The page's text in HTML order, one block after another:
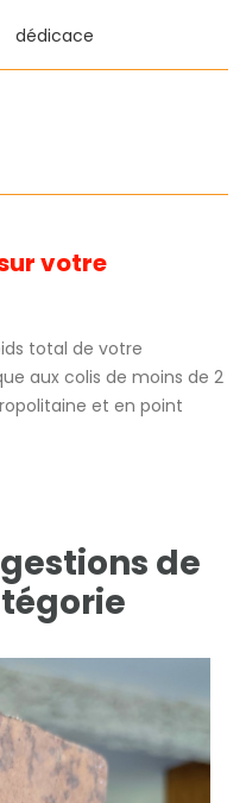
dédicace
votre
total de votre
aux colis de moins de 2
et en point
de